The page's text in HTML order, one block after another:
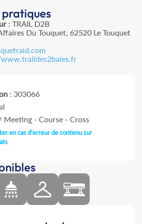
: TRAIL D2B
Du Touquet, 62520 Le Touquet
: 303066
Meeting - Course - Cross
en cas d'erreur de contenu sur